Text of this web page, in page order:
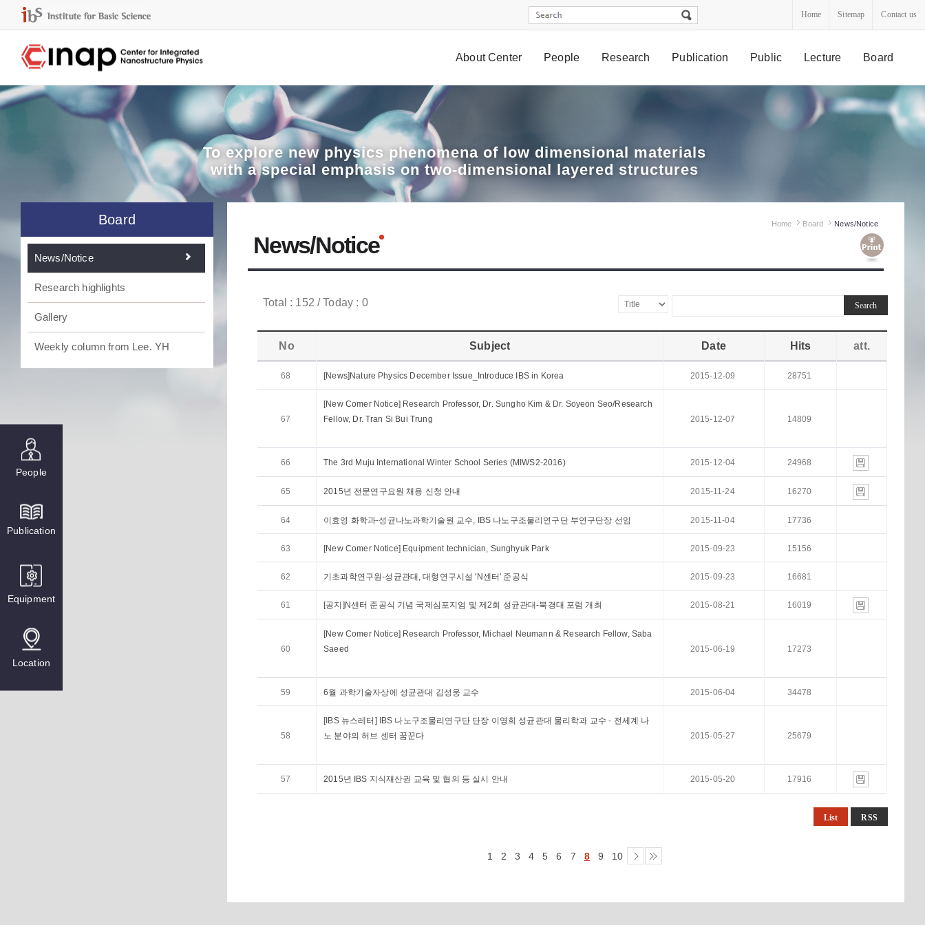
Home Sitemap Contact us
About Center People Research Publication Public Lecture Board
People
Publication
Equipment
Location
To explorenew physics phenomena of low dimensional materials
with a special emphasis on two-dimensional layered structures
Board
News/Notice
Research highlights
Gallery
Weekly column from Lee. YH
Home Board News/Notice
News/Notice
Total : 152 / Today : 0
No Subject Date Hits att.
68 [News]Nature Physics December Issue_Introduce IBS in Korea 2015-12-09 28751
67
[New Comer Notice] Research Professor, Dr. Sungho Kim & Dr. Soyeon Seo/Research
Fellow, Dr. Tran Si Bui Trung
2015-12-07 14809
66 The 3rd Muju International Winter School Series (MIWS2-2016) 2015-12-04 24968
65 2015년 전문연구요원 채용 신청 안내 2015-11-24 16270
64 이효영 화학과-성균나노과학기술원 교수, IBS 나노구조물리연구단 부연구단장 선임 2015-11-04 17736
63 [New Comer Notice] Equipment technician, Sunghyuk Park 2015-09-23 15156
62 기초과학연구원-성균관대, 대형연구시설 'N센터' 준공식 2015-09-23 16681
61 [공지]N센터 준공식 기념 국제심포지엄 및 제2회 성균관대-북경대 포럼 개최 2015-08-21 16019
60
[New Comer Notice] Research Professor, Michael Neumann & Research Fellow, Saba
Saeed
2015-06-19 17273
59 6월 과학기술자상에 성균관대 김성웅 교수 2015-06-04 34478
58
[IBS 뉴스레터] IBS 나노구조물리연구단 단장 이영희 성균관대 물리학과 교수 - 전세계 나
노 분야의 허브 센터 꿈꾼다
2015-05-27 25679
57 2015년 IBS 지식재산권 교육 및 협의 등 실시 안내 2015-05-20 17916
List RSS
1 2 3 4 5 6 7 8 9 10